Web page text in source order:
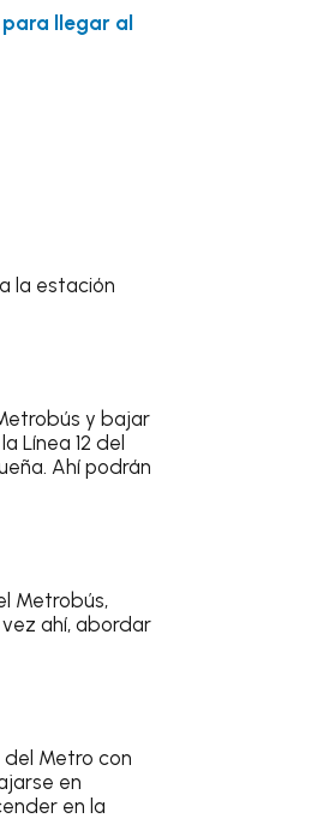
llegar al
la estación
y bajar
Línea 12 del
Ahí podrán
Metrobús,
ahí, abordar
Metro con
en
en la